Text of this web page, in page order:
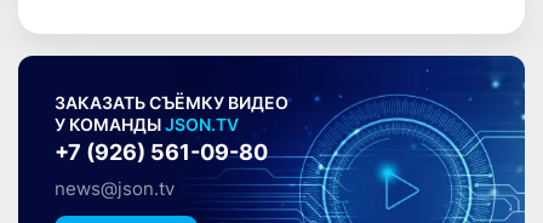
ЗАКАЗАТЬ СЪЁМКУ ВИДЕО
У КОМАНДЫJSON.TV
+7 (926) 561-09-80
news@json.tv